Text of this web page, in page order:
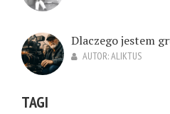
Dlaczego jestem
AUTOR:ALIKTUS
TAGI